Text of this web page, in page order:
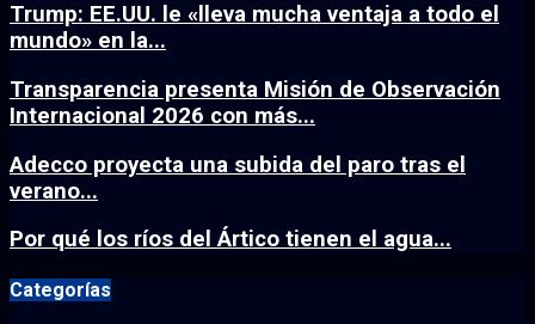
Trump: EE.UU. le «lleva mucha ventaja a todo el
mundo» en la...
Transparencia presenta Misión de Observación
Internacional 2026 con más...
Adecco proyecta una subida del paro tras el
verano...
Por qué los ríos del Ártico tienen el agua...
Categorías